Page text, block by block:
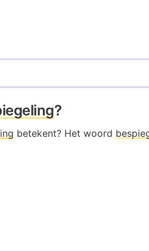
?
betekent? Het woord